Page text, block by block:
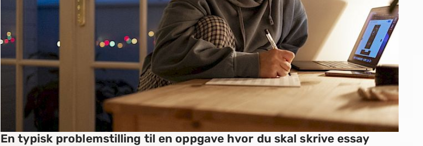
En typisk problemstilling til en oppgave hvor du skal skrive essay